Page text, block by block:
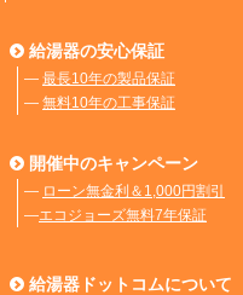
給湯器の安心保証
― 最長10年の製品保証
― 無料10年の工事保証
開催中のキャンペーン
― ローン無金利＆1,000円割引
―エコジョーズ無料7年保証
給湯器ドットコムについて